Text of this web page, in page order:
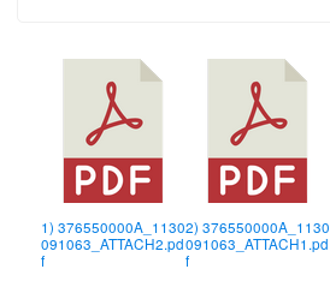
1) 376550000A_1130
091063_ATTACH2.pd
f
2) 376550000A_1130
091063_ATTACH1.pd
f